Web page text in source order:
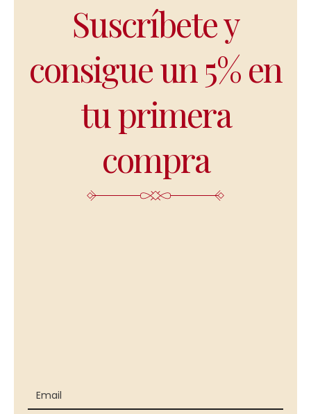
Suscríbete y
consigue un 5% en
tu primera
compra